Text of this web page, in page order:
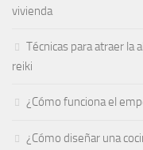
vivienda
Técnicas para atraer la
reiki
¿Cómo funciona el
¿Cómo diseñar una